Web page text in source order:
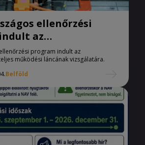
ellenőrzési
az
program indult az
működési láncának vizsgálatára.
Belföld